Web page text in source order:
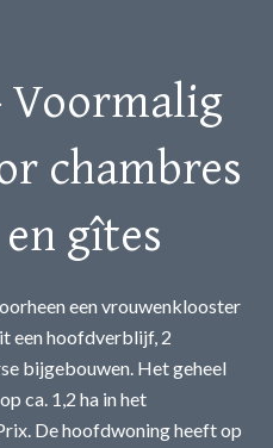
Voormalig
chambres
gîtes
een vrouwenklooster
een hoofdverblijf, 2
bijgebouwen. Het geheel
ca. 1,2 ha in het
De hoofdwoning heeft op